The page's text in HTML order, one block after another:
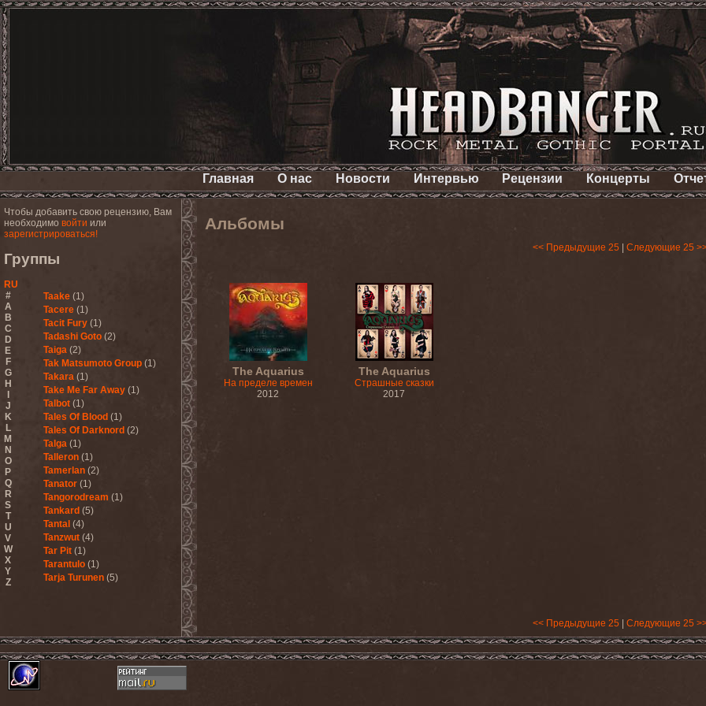
Главная О нас Новости Интервью Рецензии Концерты
Чтобы добавить свою рецензию, Вам
необходимо войти или
зарегистрироваться!
Группы
RU
#
A
B
C
D
E
F
G
H
J
K
L
M
N
O
P
Q
R
S
T
U
V
W
X
Y
Z
Taake (1)
Tacere (1)
Tacit Fury (1)
Tadashi Goto (2)
Taiga (2)
Tak Matsumoto Group (1)
Takara (1)
Take Me Far Away (1)
Talbot (1)
Tales Of Blood (1)
Tales Of Darknord (2)
Talga (1)
Talleron (1)
Tamerlan (2)
Tanator (1)
Tangorodream (1)
Tankard (5)
Tantal (4)
Tanzwut (4)
Tar Pit (1)
Tarantulo (1)
Tarja Turunen (5)
Tartharia (4)
Tasters (1)
Tears Of Heaven (1)
Tears Of Mankind (1)
Альбомы
<< Предыдущие 25 Следующие 25
The Aquarius
На пределе времен
2012
The Aquarius
Страшные сказки
2017
<< Предыдущие 25 Следующие 25